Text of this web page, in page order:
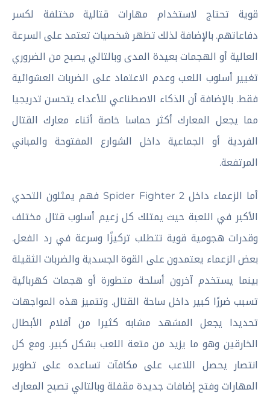
قوية تحتاج لاستخدام مهارات قتالية مختلفة لكسر
دفاعاتهم. بالإضافة لذلك تظهر شخصيات تعتمد على السرعة
العالية أو الهجمات بعيدة المدى وبالتالي يصبح من الضروري
تغيير أسلوب اللعب وعدم الاعتماد على الضربات العشوائية
فقط. بالإضافة أن الذكاء الاصطناعي للأعداء يتحسن تدريجيا
مما يجعل المعارك أكثر حماسا خاصة أثناء معارك القتال
الفردية أو الجماعية داخل الشوارع المفتوحة والمباني
المرتفعة.
أما الزعماء داخل Spider Fighter 2 فهم يمثلون التحدي
الأكبر في اللعبة حيث يمتلك كل زعيم أسلوب قتال مختلف
وقدرات هجومية قوية تتطلب تركيزًا وسرعة في رد الفعل.
بعض الزعماء يعتمدون على القوة الجسدية والضربات الثقيلة
بينما يستخدم آخرون أسلحة متطورة أو هجمات كهربائية
تسبب ضررًا كبير داخل ساحة القتال. وتتميز هذه المواجهات
تحديدا يجعل المشهد مشابه كثيرا من أفلام الأبطال
الخارقين وهو ما يزيد من متعة اللعب بشكل كبير. ومع كل
انتصار يحصل اللاعب على مكافآت تساعده على تطوير
المهارات وفتح إضافات جديدة مقفلة وبالتالي تصبح المعارك